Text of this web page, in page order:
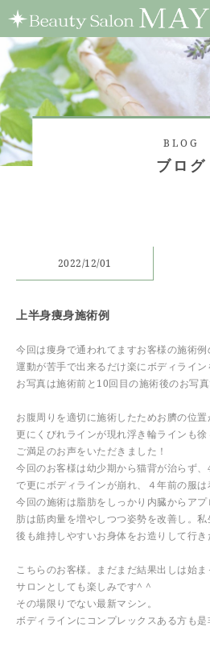
BLOG
ブログ
2022/12/01
上半身痩身施術例
今回は痩身で通われてますお客様の施術
運動が苦手で出来るだけ楽にボディライン
お写真は施術前と10回目の施術後のお写真
お腹周りを適切に施術したためお臍の位置
更にくびれラインが現れ浮き輪ラインも
ご満足のお声をいただきました！
今回のお客様は幼少期から猫背が治らず
で更にボディラインが崩れ、４年前の服
今回の施術は脂肪をしっかり内臓からア
肪は筋肉量を増やしつつ姿勢を改善し。
後も維持しやすいお身体をお造りして行き
こちらのお客様。まだまだ結果出しは始ま
サロンとしても楽しみです^ ^
その場限りでない最新マシン。
ボディラインにコンプレックスある方も